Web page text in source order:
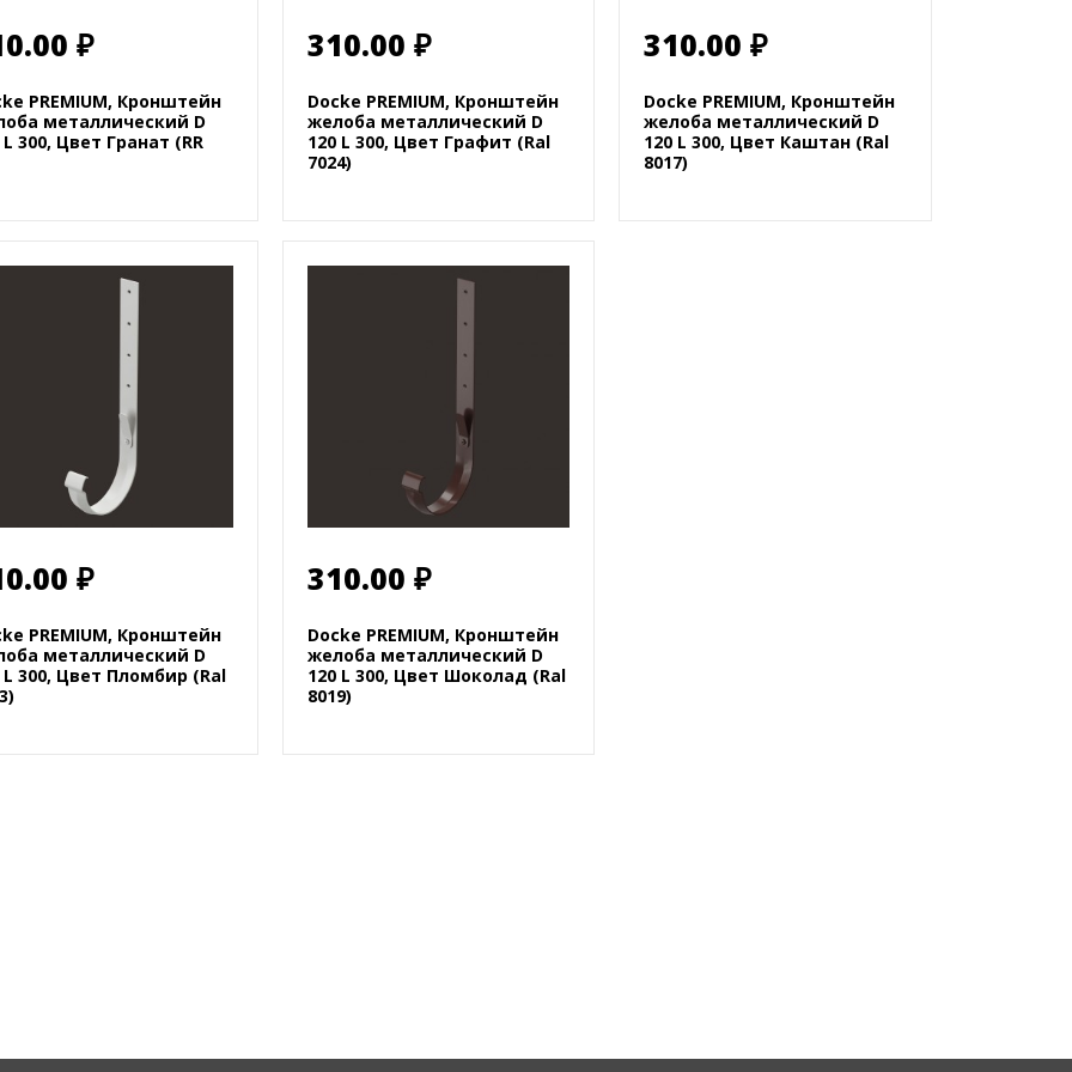
₽
PREMIUM, Кронштейн
металлический D
L 300, Цвет Гранат (RR
310.00 ₽
Docke PREMIUM, Кронштейн
желоба металлический D
120 L 300, Цвет Графит (Ral
7024)
310.00 ₽
Docke PREMIUM, Кронштейн
желоба металлический D
120 L 300, Цвет Каштан (Ral
8017)
₽
PREMIUM, Кронштейн
металлический D
L 300, Цвет Пломбир (Ral
310.00 ₽
Docke PREMIUM, Кронштейн
желоба металлический D
120 L 300, Цвет Шоколад (Ral
8019)